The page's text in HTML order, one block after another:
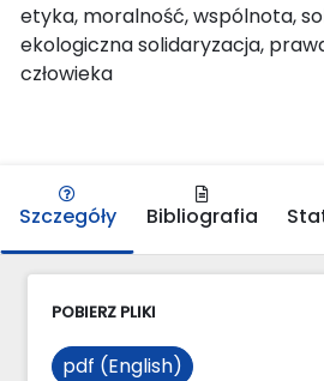
etyka, moralność, wspólnota,
ekologiczna solidaryzacja,
człowieka
Szczegóły Bibliografia
POBIERZ PLIKI
pdf (English)